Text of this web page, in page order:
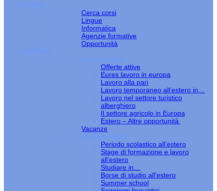
CORSI
Cerca corsi
Lingue
Informatica
Agenzie formative
Opportunità
ESTERO
Lavoro estero
Offerte attive
Eures lavoro in europa
Lavoro alla pari
Lavoro temporaneo all’estero in…
Lavoro nel settore turistico
alberghiero
Il settore agricolo in Europa
Estero – Altre opportunità
Vacanze
Studiare estero
Periodo scolastico all’estero
Stage di formazione e lavoro
all’estero
Studiare in…
Borse di studio all'estero
Summer school